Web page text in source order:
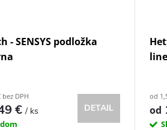
- SENSYS podložka
DPH
€/ ks DETAIL
od
od